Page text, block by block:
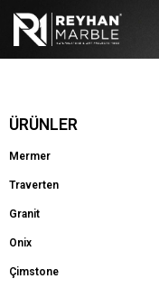
İçeriğe
geç
ÜRÜNLER
Mermer
Traverten
Granit
Onix
Çimstone